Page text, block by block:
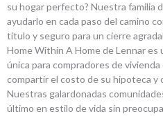
su hogar perfecto? Nuestra familia
ayudarlo en cada paso del camino
título y seguro para un cierre
Home Within A Home de Lennar es
única para compradores de
compartir el costo de su hipoteca
Nuestras galardonadas
último en estilo de vida sin